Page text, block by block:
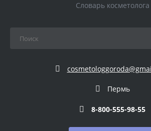
Словарь косметолога
Пермь
8-800-555-98-55